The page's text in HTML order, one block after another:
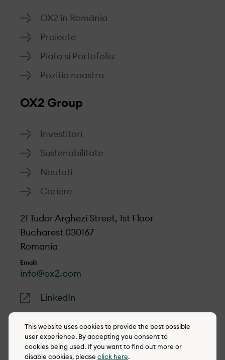
OX2 în România
Proiecte
Piata si Portofoliu
Pozitia noastra
OX2 Group
Investitori
Sustenabilitate
Noutati
Cariere
21 Tudor Arghezi Street, 1st Floor
Bucharest 030167
Romania
Email:
info@ox2.com
LinkedIn
© 2022-2026 OX2
This website uses cookies to provide the best possible
user experience. By accepting you consent to
cookies being used. If you want to find out more or
disable cookies, please click here.